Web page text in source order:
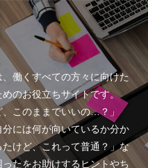
働くすべての方々に向けた
のお役立ちサイトです。
このままでいいの…？」
には何が向いているか分か
けど、これって普通？」な
たをお助けするヒントやち